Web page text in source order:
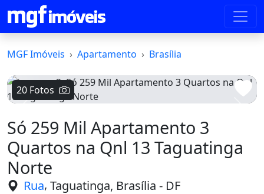
MGF Imóveis Apartamento Brasília
20 Fotos
Só 259 Mil Apartamento 3
Quartos na Qnl 13 Taguatinga
Norte
Rua, Taguatinga, Brasília - DF